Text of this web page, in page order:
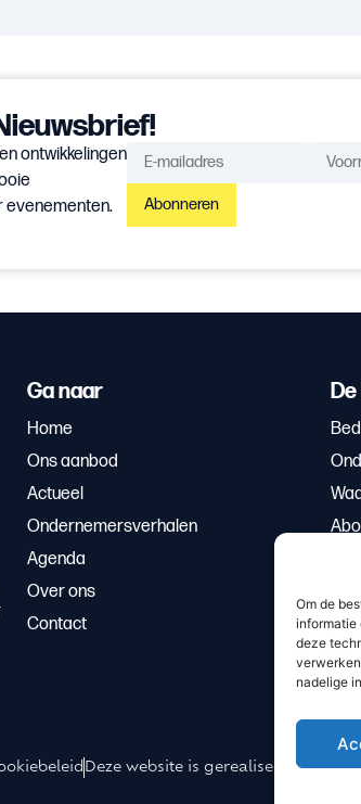
Om de
informatie
deze
nadelige
ontwikkelingen
evenementen.
Abonneren
Ga naar
Home
Ons aanbod
Actueel
Ondernemersverhalen
Agenda
Over ons
Contact
Deze website is gerealiseerd door